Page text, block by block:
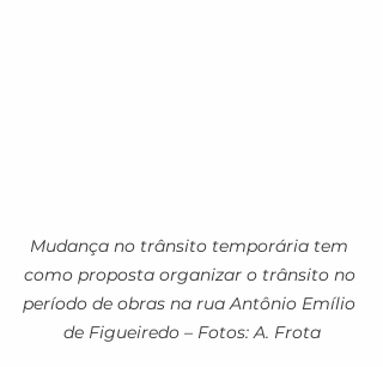
Mudança no trânsito temporária tem
como proposta organizar o trânsito no
período de obras na rua Antônio Emílio
de Figueiredo – Fotos: A. Frota